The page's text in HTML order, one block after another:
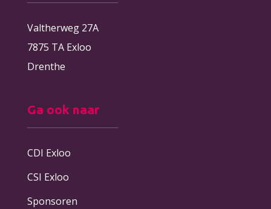
Valtherweg 27A
7875 TA Exloo
Drenthe
Ga ook naar
CDI Exloo
CSI Exloo
Sponsoren